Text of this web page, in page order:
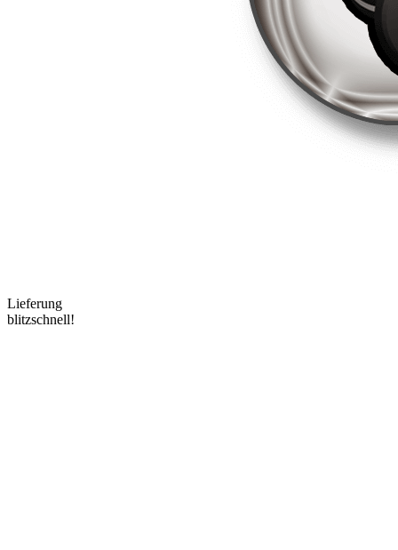
Lieferung
blitzschnell!